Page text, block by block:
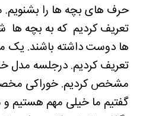
حرف های بچه ها را
تعریف کردیم که به بچه
ها دوست داشته باشند.
تعریف کردیم. درجلسه
مشخص کردیم. خوراکی
گفتیم ما خیلی مهم هستیم